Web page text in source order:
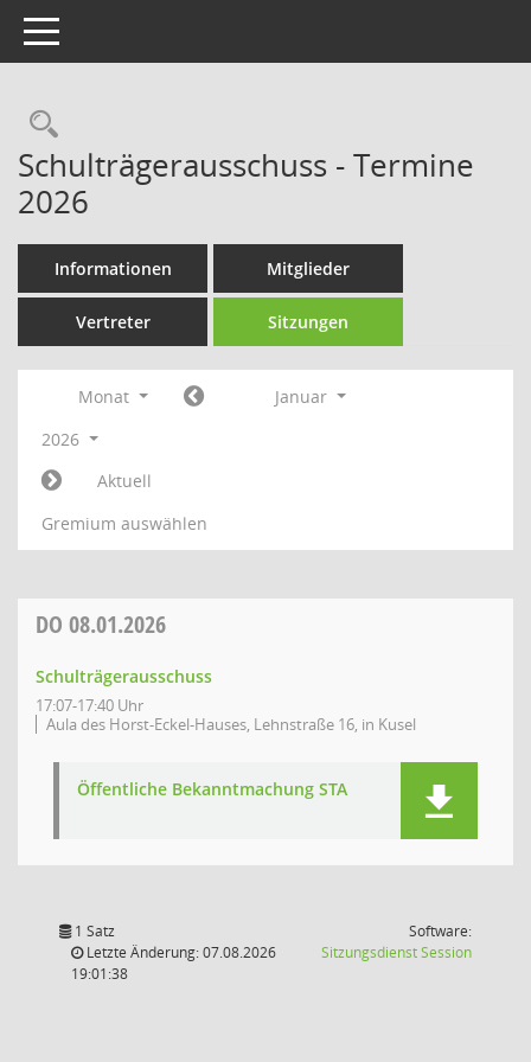
Toggle navigation
Rechercheauswahl
Schulträgerausschuss - Termine
2026
Informationen Mitglieder
Vertreter Sitzungen
Monat
Januar
2026
Aktuell
Gremium auswählen
DO 08.01.2026
Schulträgerausschuss
17:07-17:40 Uhr
Aula des Horst-Eckel-Hauses, Lehnstraße 16, in Kusel
Öffentliche Bekanntmachung STA
1 Satz
Letzte Änderung: 07.08.2026
19:01:38
Software:
SitzungsdienstSession(Wird in